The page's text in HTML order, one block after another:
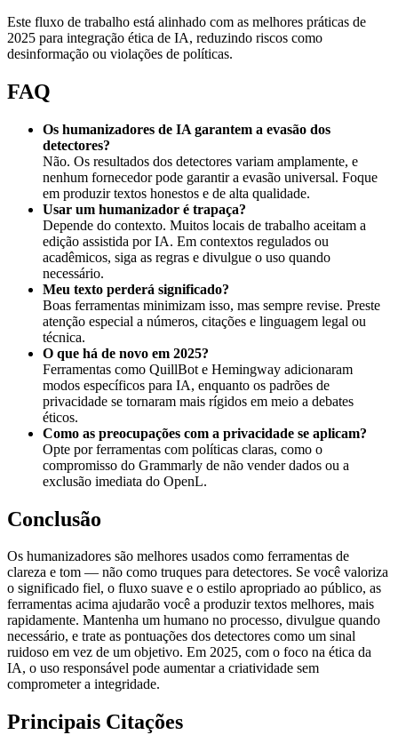
Este fluxo de trabalho está alinhado com as melhores práticas de
2025 para integração ética de IA, reduzindo riscos como
desinformação ou violações de políticas.
FAQ
Os humanizadores de IA garantem a evasão dos
detectores?
Não. Os resultados dos detectores variam amplamente, e
nenhum fornecedor pode garantir a evasão universal. Foque
em produzir textos honestos e de alta qualidade.
Usar um humanizador é trapaça?
Depende do contexto. Muitos locais de trabalho aceitam a
edição assistida por IA. Em contextos regulados ou
acadêmicos, siga as regras e divulgue o uso quando
necessário.
Meu texto perderá significado?
Boas ferramentas minimizam isso, mas sempre revise. Preste
atenção especial a números, citações e linguagem legal ou
técnica.
O que há de novo em 2025?
Ferramentas como QuillBot e Hemingway adicionaram
modos específicos para IA, enquanto os padrões de
privacidade se tornaram mais rígidos em meio a debates
éticos.
Como as preocupações com a privacidade se aplicam?
Opte por ferramentas com políticas claras, como o
compromisso do Grammarly de não vender dados ou a
exclusão imediata do OpenL.
Conclusão
Os humanizadores são melhores usados como ferramentas de
clareza e tom — não como truques para detectores. Se você valoriza
o significado fiel, o fluxo suave e o estilo apropriado ao público, as
ferramentas acima ajudarão você a produzir textos melhores, mais
rapidamente. Mantenha um humano no processo, divulgue quando
necessário, e trate as pontuações dos detectores como um sinal
ruidoso em vez de um objetivo. Em 2025, com o foco na ética da
IA, o uso responsável pode aumentar a criatividade sem
comprometer a integridade.
Principais Citações